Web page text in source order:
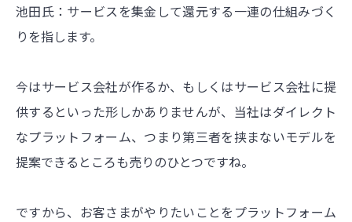
池田氏：サービスを集金して還元する一連の仕組みづく
りを指します。
今はサービス会社が作るか、もしくはサービス会社に提
供するといった形しかありませんが、当社はダイレクト
なプラットフォーム、つまり第三者を挟まないモデルを
提案できるところも売りのひとつですね。
ですから、お客さまがやりたいことをプラットフォーム